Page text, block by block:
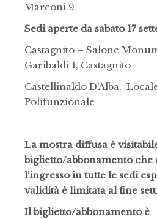
Marconi 9
Sedi aperte da sabato 17
Castagnito – Salone
Garibaldi 1, Castagnito
Castellinaldo D’Alba,
Polifunzionale
La mostra diffusa è
biglietto/abbonamento che
l’ingresso in tutte le sedi
validità è limitata al fine
Il biglietto/abbonamento è